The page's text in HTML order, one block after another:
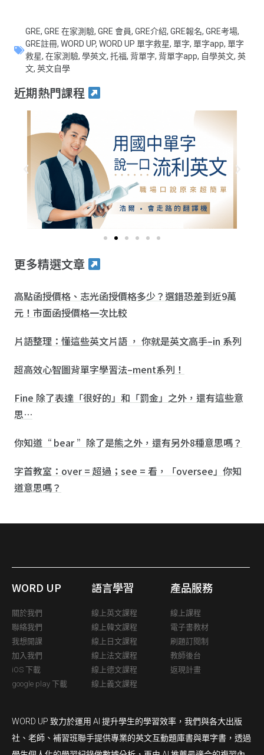
GRE, GRE 在家測驗, GRE 會員, GRE介紹, GRE報名, GRE考場,
GRE註冊, WORD UP, WORD UP 單字救星, 單字, 單字app, 單字
救星, 在家測驗, 學英文, 托福, 背單字, 背單字app, 自學英文, 英
文, 英文自學
近期熱門課程
更多精選文章
高點函授價格、志光函授價格多少？選錯恐差到近9萬
元！市面函授價格一次比較
片語整理：懂這些英文片語 ， 你就是英文高手–in 系列
超高效心智圖背單字學習法–ment系列！
Fine 除了表達「很好的」和「罰金」之外，還有這些意
思…
你知道“ bear ”除了是熊之外，還有另外8種意思嗎？
字首教室：over = 超過；see = 看，「oversee」你知
道意思嗎？
WORD UP
關於我們
聯絡我們
我想開課
加入我們
iOS 下載
google play 下載
語言學習
線上英文課程
線上韓文課程
線上日文課程
線上法文課程
線上德文課程
線上義文課程
產品服務
線上課程
電子書教材
刷題訂閱制
教師後台
返現計畫
WORD UP 致力於運用 AI 提升學生的學習效率，我們與各大出版
社、老師、補習班聯手提供專業的英文互動題庫書與單字書，透過